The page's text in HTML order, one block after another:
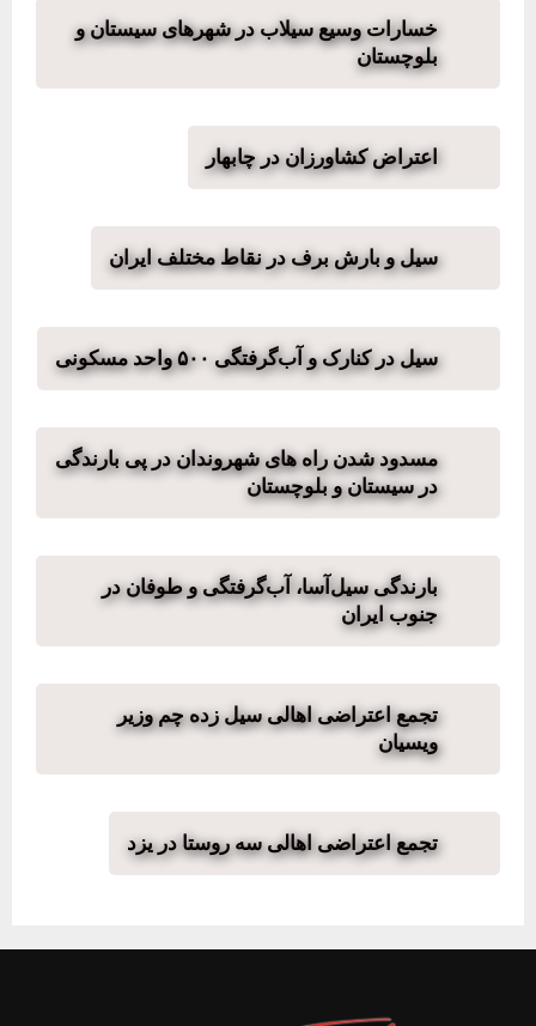
خسارات وسیع سیلاب در شهرهای سیستان و
بلوچستان
اعتراض کشاورزان در چابهار
سیل و بارش برف در نقاط مختلف ایران
سیل در کنارک و آب‌گرفتگی ۵۰۰ واحد مسکونی
مسدود شدن راه های شهروندان در پی بارندگی
در سیستان و بلوچستان
بارندگی سیل‌آسا، آب‌گرفتگی و طوفان در
جنوب ایران
تجمع اعتراضی اهالی سیل زده چم وزیر
ویسیان
تجمع اعتراضی اهالی سه روستا در یزد